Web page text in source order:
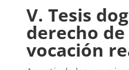
V. Tesis
derecho
vocación